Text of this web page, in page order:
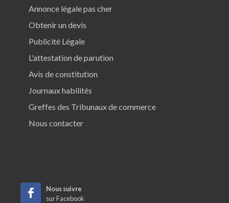
Annonce légale pas cher
Obtenir un devis
Publicité Légale
L'attestation de parution
Avis de constitution
Journaux habilités
Greffes des Tribunaux de commerce
Nous contacter
Nous suivre
sur Facebook